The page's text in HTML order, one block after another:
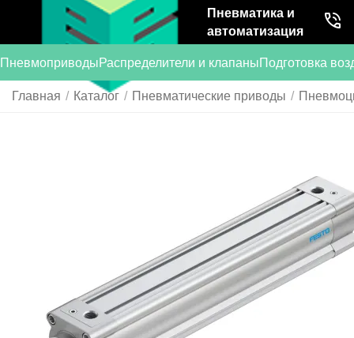
Пневматика и
автоматизация
ПневмоприводыРаспределители и клапаныПодготовка
Главная / Каталог / Пневматические приводы /